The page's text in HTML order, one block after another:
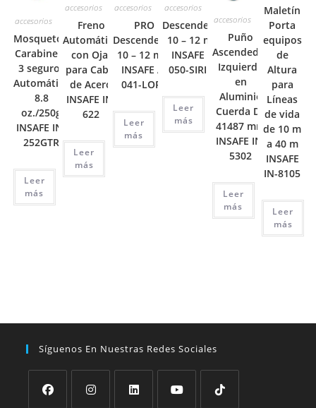
accesorios
Mosquetón
Carabinero
3 seguros
Automático
8.8
oz./250g
INSAFE IN-
252GTR
Leer
más
accesorios
Freno
Automático
con Ojal
para Cable
de Acero
INSAFE IN-
622
Leer
más
accesorios
PRO
Descendedor
10 – 12 mm
INSAFE A-
041-LORY
Leer
más
accesorios
Descendedor
10 – 12 mm
INSAFE A-
050-SIRIUS
Leer
más
accesorios
Puño
Ascendedor
Izquierdo
en
Aluminio
Cuerda De
41487 mm
INSAFE IN-
5302
Leer
más
Maletín
Porta
equipos
de
Altura
para
Líneas
de vida
de 10 m
a 40 m
INSAFE
IN-8105
Leer
más
Síguenos En Nuestras Redes Sociales